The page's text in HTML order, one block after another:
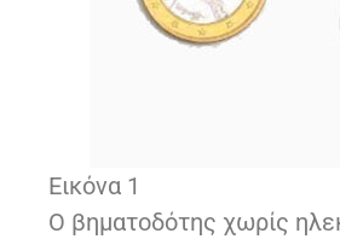
Εικόνα 1
Ο βηματοδότης χωρίς